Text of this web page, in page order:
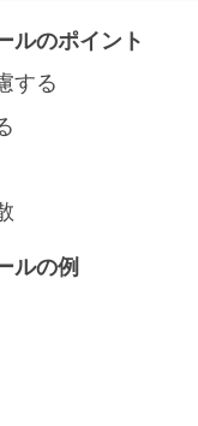
ルのポイント
する
ルの例